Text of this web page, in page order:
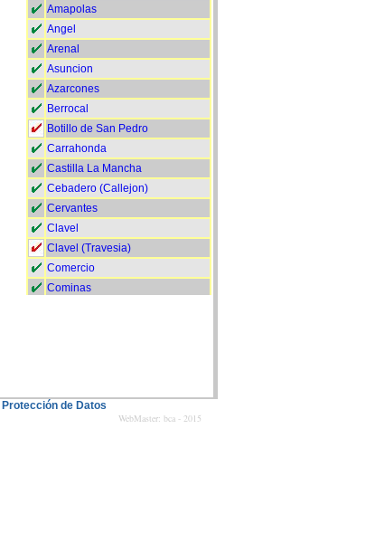
Amapolas
Angel
Arenal
Asuncion
Azarcones
Berrocal
Botillo de San Pedro
Carrahonda
Castilla La Mancha
Cebadero (Callejon)
Cervantes
Clavel
Clavel (Travesia)
Comercio
Cominas
Don Lino Sanchez Cabezudo
Protección de Datos
WebMaster: bca - 2015